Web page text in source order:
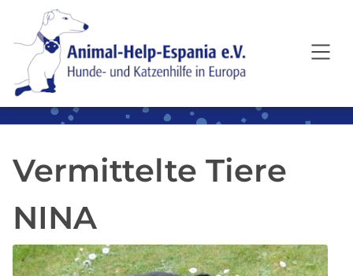
SKIP TO MAIN CONTENT
Vermittelte Tiere
NINA